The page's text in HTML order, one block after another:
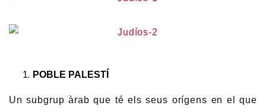
POBLE PALESTÍ
Un subgrup àrab que té els seus orígens en el que